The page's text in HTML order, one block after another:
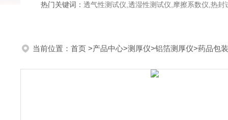
热门关键词： 透气性测试仪,透湿性测试仪,摩擦系数仪,热封试验仪,
当前位置： 首页 >产品中心>测厚仪>铝箔测厚仪>药品包